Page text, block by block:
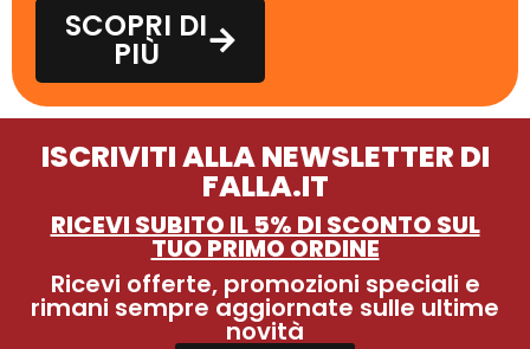
SCOPRI DI
PIÙ
ISCRIVITI ALLA NEWSLETTER DI
FALLA.IT
RICEVI SUBITO IL 5% DI SCONTO SUL
TUO PRIMO ORDINE
Ricevi offerte, promozioni speciali e
rimani sempre aggiornate sulle ultime
novità